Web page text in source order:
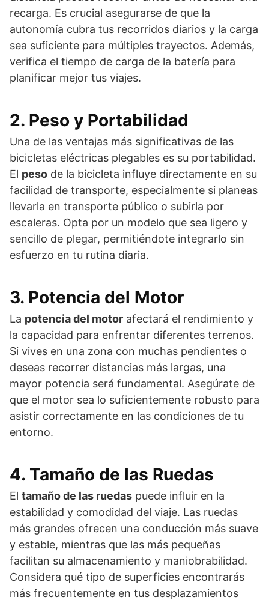
recarga. Es crucial asegurarse de que la
autonomía cubra tus recorridos diarios y la carga
sea suficiente para múltiples trayectos. Además,
verifica el tiempo de carga de la batería para
planificar mejor tus viajes.
2. Peso y Portabilidad
Una de las ventajas más significativas de las
bicicletas eléctricas plegables es su portabilidad.
El peso de la bicicleta influye directamente en su
facilidad de transporte, especialmente si planeas
llevarla en transporte público o subirla por
escaleras. Opta por un modelo que sea ligero y
sencillo de plegar, permitiéndote integrarlo sin
esfuerzo en tu rutina diaria.
3. Potencia del Motor
La potencia del motor afectará el rendimiento y
la capacidad para enfrentar diferentes terrenos.
Si vives en una zona con muchas pendientes o
deseas recorrer distancias más largas, una
mayor potencia será fundamental. Asegúrate de
que el motor sea lo suficientemente robusto para
asistir correctamente en las condiciones de tu
entorno.
4. Tamaño de las Ruedas
El tamaño de las ruedas puede influir en la
estabilidad y comodidad del viaje. Las ruedas
más grandes ofrecen una conducción más suave
y estable, mientras que las más pequeñas
facilitan su almacenamiento y maniobrabilidad.
Considera qué tipo de superficies encontrarás
más frecuentemente en tus desplazamientos